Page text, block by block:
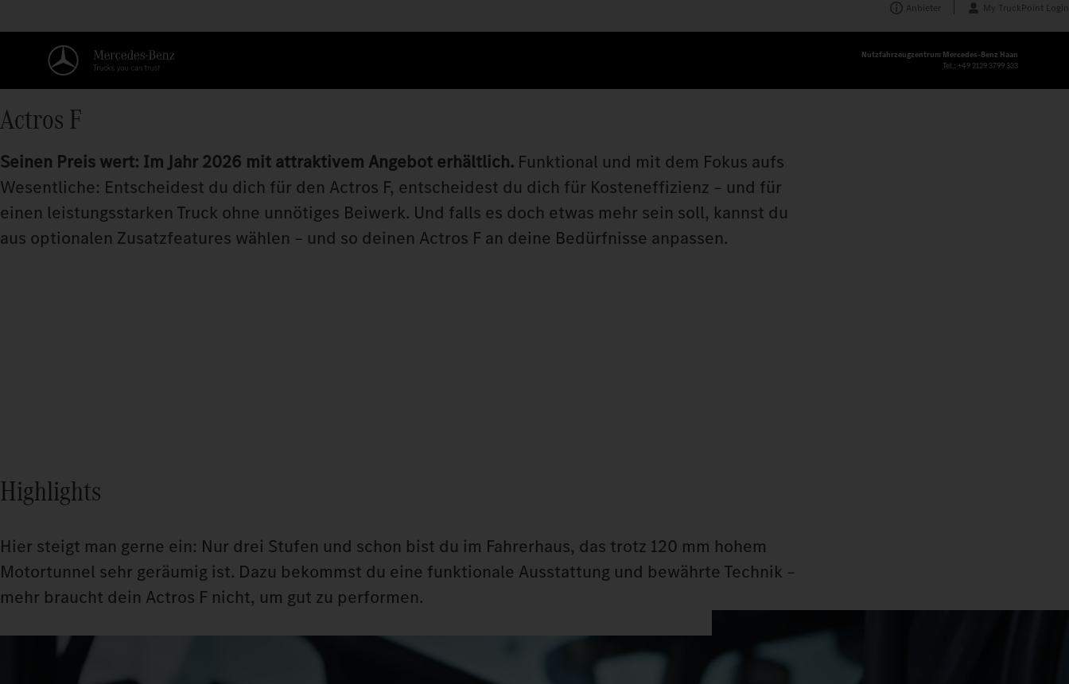
Anbieter My TruckPoint Login
Nutzfahrzeugzentrum Mercedes‑Benz Haan
Tel.: +49 2129 3799 333
Actros F
Seinen Preis wert: Im Jahr 2026 mit attraktivem Angebot erhältlich. Funktional und mit dem Fokus aufs
Wesentliche: Entscheidest du dich für den Actros F, entscheidest du dich für Kosteneffizienz – und für
einen leistungsstarken Truck ohne unnötiges Beiwerk. Und falls es doch etwas mehr sein soll, kannst du
aus optionalen Zusatzfeatures wählen – und so deinen Actros F an deine Bedürfnisse anpassen.
Highlights
Hier steigt man gerne ein: Nur drei Stufen und schon bist du im Fahrerhaus, das trotz 120 mm hohem
Motortunnel sehr geräumig ist. Dazu bekommst du eine funktionale Ausstattung und bewährte Technik –
mehr braucht dein Actros F nicht, um gut zu performen.